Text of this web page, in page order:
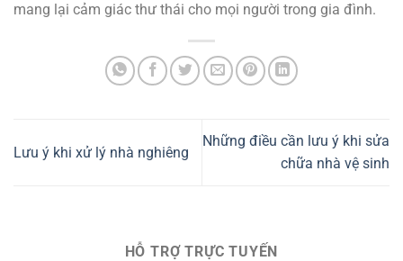
mang lại cảm giác thư thái cho mọi người trong gia đình.
Lưu ý khi xử lý nhà nghiêng
Những điều cần lưu ý khi sửa
chữa nhà vệ sinh
HỖ TRỢ TRỰC TUYẾN